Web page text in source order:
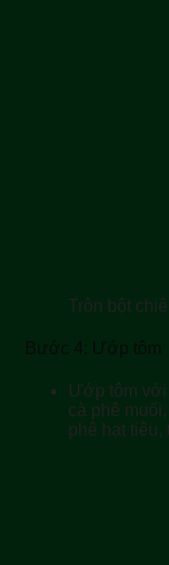
Trộn bột
Bước 4: Ướp tôm
Ướp tôm với
cà phê
phê hạt